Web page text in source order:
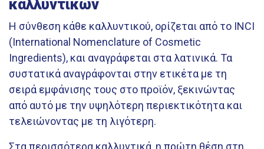
καλλυντικών
Η σύνθεση κάθε καλλυντικού, ορίζεται από το INCI
(International Nomenclature of Cosmetic
Ingredients), και αναγράφεται στα λατινικά. Τα
συστατικά αναγράφονται στην ετικέτα με τη
σειρά εμφάνισης τους στο προϊόν, ξεκινώντας
από αυτό με την υψηλότερη περιεκτικότητα και
τελειώνοντας με τη λιγότερη.
Στα περισσότερα καλλυντικά, η πρώτη θέση στη